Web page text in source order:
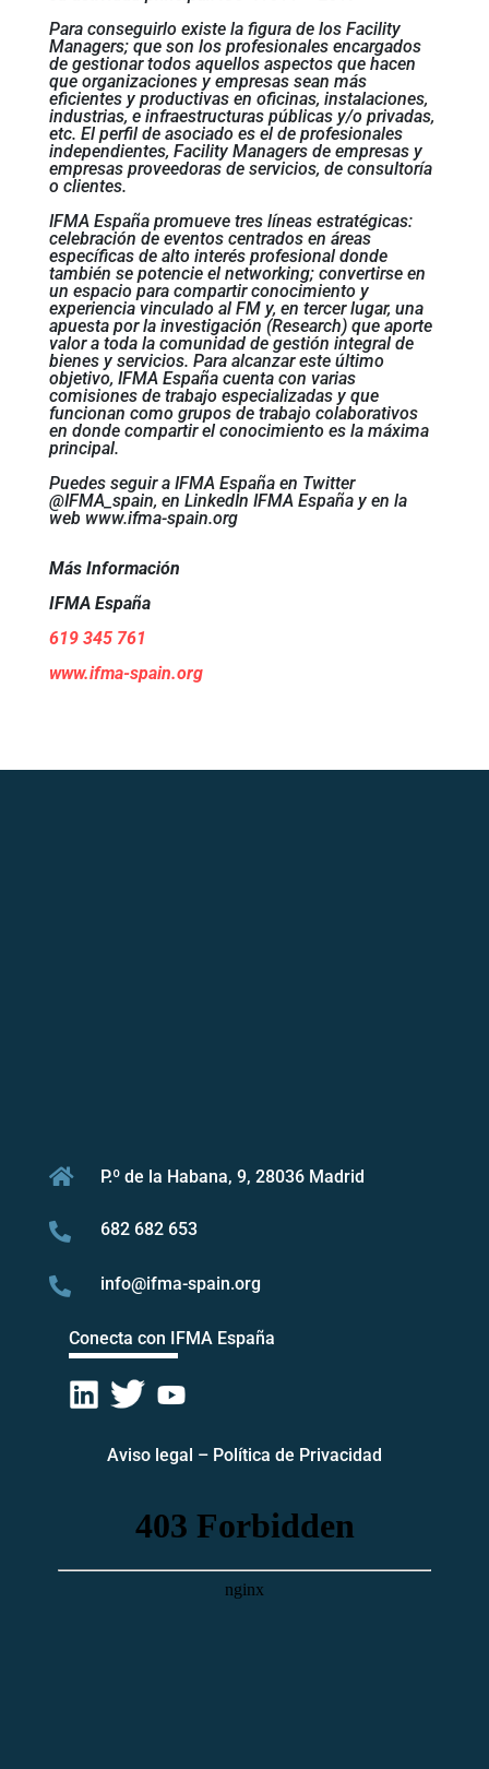
Para conseguirlo existe la figura de los Facility
Managers; que son los profesionales encargados
de gestionar todos aquellos aspectos que hacen
que organizaciones y empresas sean más
eficientes y productivas en oficinas, instalaciones,
industrias, e infraestructuras públicas y/o privadas,
etc. El perfil de asociado es el de profesionales
independientes, Facility Managers de empresas y
empresas proveedoras de servicios, de consultoría
o clientes.
IFMA España promueve tres líneas estratégicas:
celebración de eventos centrados en áreas
específicas de alto interés profesional donde
también se potencie el networking; convertirse en
un espacio para compartir conocimiento y
experiencia vinculado al FM y, en tercer lugar, una
apuesta por la investigación (Research) que aporte
valor a toda la comunidad de gestión integral de
bienes y servicios. Para alcanzar este último
objetivo, IFMA España cuenta con varias
comisiones de trabajo especializadas y que
funcionan como grupos de trabajo colaborativos
en donde compartir el conocimiento es la máxima
principal.
Puedes seguir a IFMA España en Twitter
@IFMA_spain, en LinkedIn IFMA España y en la
web www.ifma-spain.org
Más Información
IFMA España
619 345 761
www.ifma-spain.org
 P.º de la Habana, 9, 28036 Madrid
 682 682 653
 info@ifma-spain.org
Conecta con IFMA España
Aviso legal – Política de Privacidad